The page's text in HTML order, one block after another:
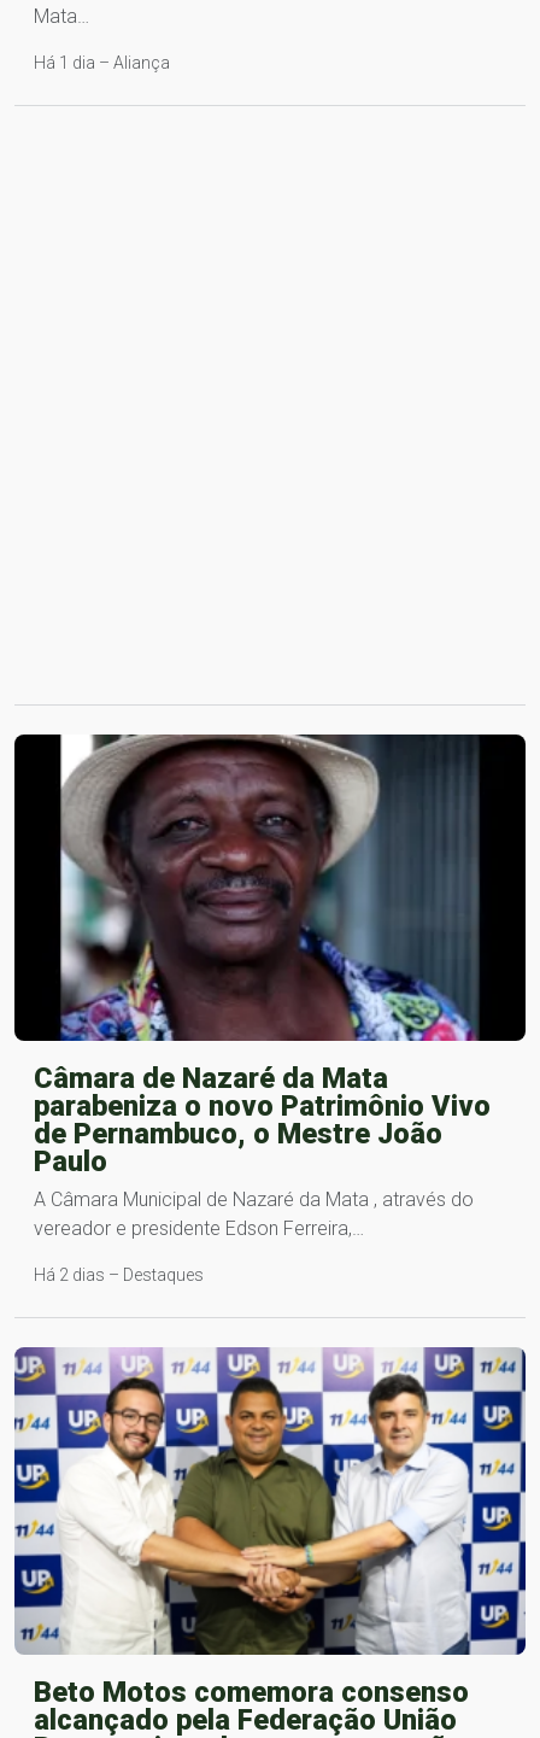
Mata…
Há 1 dia – Aliança
Câmara de Nazaré da Mata
parabeniza o novo Patrimônio Vivo
de Pernambuco, o Mestre João
Paulo
A Câmara Municipal de Nazaré da Mata , através do
vereador e presidente Edson Ferreira,…
Há 2 dias – Destaques
Beto Motos comemora consenso
alcançado pela Federação União